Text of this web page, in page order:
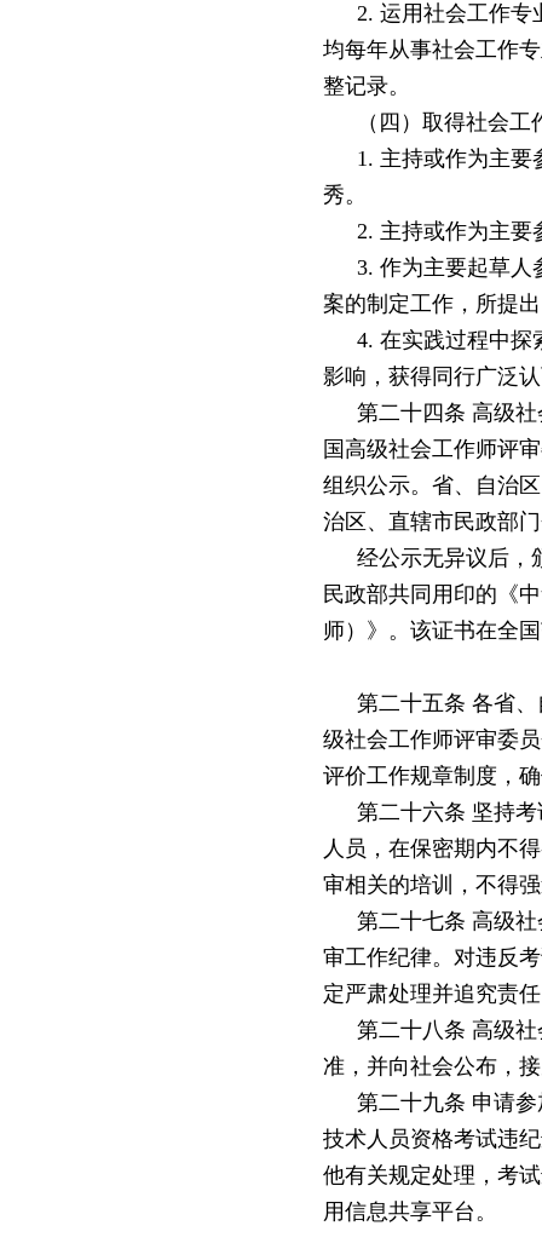
2. 运用社会工作专
均每年从事社会工作
整记录。
（四）取得社会
1. 主持或作为主要
秀。
2. 主持或作为主要
3. 作为主要起草人
案的制定工作，所提
4. 在实践过程中探
影响，获得同行广泛
第二十四条 高级
国高级社会工作师评
组织公示。省、自治
治区、直辖市民政部
经公示无异议后，
民政部共同用印的《
师）》。该证书在全
第二十五条 各省
级社会工作师评审委
评价工作规章制度，
第二十六条 坚持
人员，在保密期内不
审相关的培训，不得
第二十七条 高级
审工作纪律。对违反
定严肃处理并追究责
第二十八条 高级
准，并向社会公布，
第二十九条 申请
技术人员资格考试违
他有关规定处理，考
用信息共享平台。